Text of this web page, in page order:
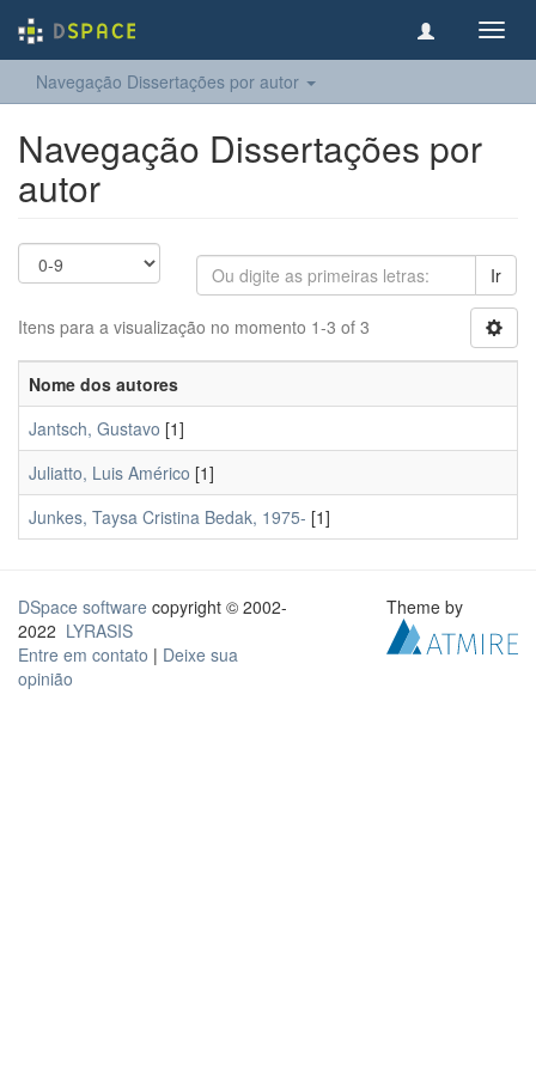
Navegação Dissertações por autor
Navegação Dissertações por
autor
Ir
Itens para a visualização no momento 1-3 of 3
Nome dos autores
Jantsch, Gustavo [1]
Juliatto, Luis Américo [1]
Junkes, Taysa Cristina Bedak, 1975- [1]
DSpace software copyright © 2002-
2022 LYRASIS
Entre em contato | Deixe sua
opinião
Theme by